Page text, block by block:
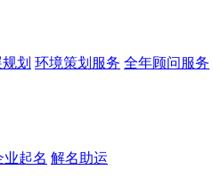
划 环境策划服务 全年顾问服务
业起名 解名助运